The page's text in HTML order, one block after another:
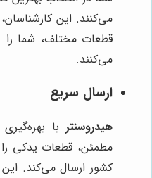
می‌کنند. این
قطعات مختلف، شما را
می‌کنند.
ارسال سریع
هیدروسنتر با
مطمئن، قطعات یدکی
کشور ارسال می‌کند.